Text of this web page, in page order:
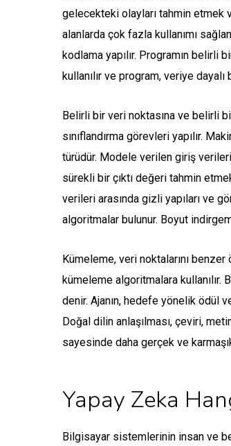
gelecekteki olayları tahmin etmek
alanlarda çok fazla kullanımı
kodlama yapılır. Programın
kullanılır ve program, veriye
Belirli bir veri noktasına ve belirli
sınıflandırma görevleri yapılır.
türüdür. Modele verilen giriş
sürekli bir çıktı değeri tahmin
verileri arasında gizli yapıları ve
algoritmalar bulunur. Boyut
Kümeleme, veri noktalarını
kümeleme algoritmalara
denir. Ajanın, hedefe yönelik ödül
Doğal dilin anlaşılması, çeviri,
sayesinde daha gerçek ve
Yapay Zeka
Bilgisayar sistemlerinin insan ve